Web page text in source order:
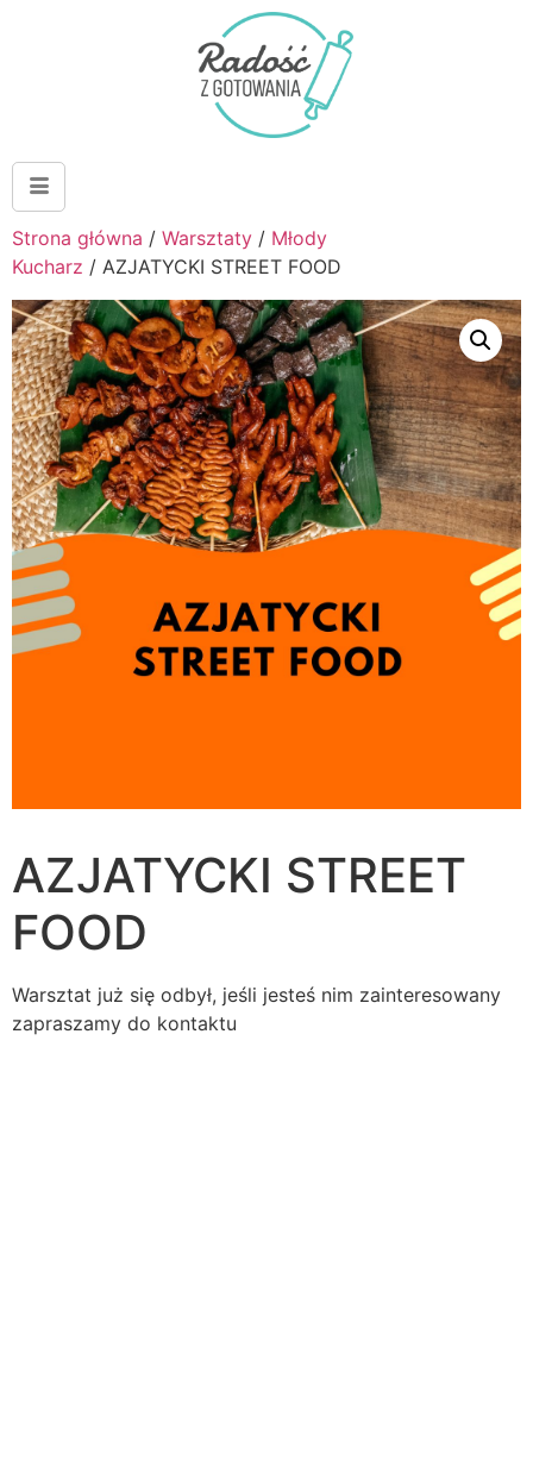
Strona główna / Warsztaty / Młody
Kucharz / AZJATYCKI STREET FOOD
AZJATYCKI STREET
FOOD
Warsztat już się odbył, jeśli jesteś nim zainteresowany
zapraszamy do kontaktu